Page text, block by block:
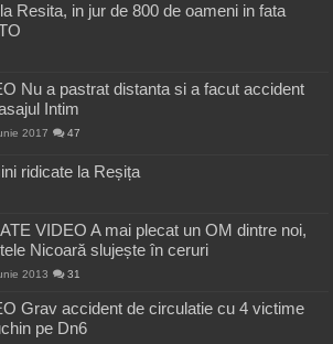
Resita, in jur de 800 de oameni in fata
Nu a pastrat distanta si a facut accident
Intim
2017 47
ridicate la Reșița
VIDEO A mai plecat un OM dintre noi,
Nicoară slujește în ceruri
2013 31
Grav accident de circulatie cu 4 victime
pe Dn6